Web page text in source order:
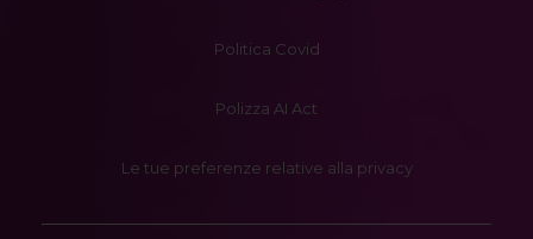
Politica Covid
Polizza AI Act
Le tue preferenze relative alla privacy